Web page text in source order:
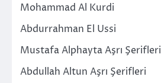
Mohammad Al Kurdi
Abdurrahman El Ussi
Mustafa Alphayta Aşrı Şerifleri
Abdullah Altun Aşrı Şerifleri